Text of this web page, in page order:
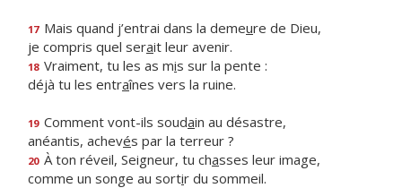
17 Mais quand j’entrai dans la demeure de Dieu,
je compris quel serait leur avenir.
18 Vraiment, tu les as mis sur la pente :
déjà tu les entraînes vers la ruine.
19 Comment vont-ils soudain au désastre,
anéantis, achevés par la terreur ?
20 À ton réveil, Seigneur, tu chasses leur image,
comme un songe au sortir du sommeil.